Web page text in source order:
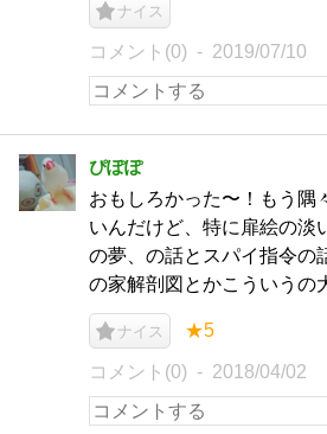
ナイス
コメント(0) 2019/07/10
ぴぽぽ
おもしろかった〜！もう隅
いんだけど、特に扉絵の淡
の夢、の話とスパイ指令の
の家解剖図とかこういうの
ナイス ★5
コメント(0) 2018/04/02